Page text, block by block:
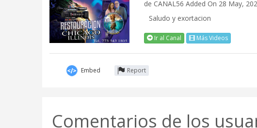
de CANAL56 Added On 28 May,
Saludo y exortacion
Ir al Canal Más Videos
Embed Report
Comentarios de los